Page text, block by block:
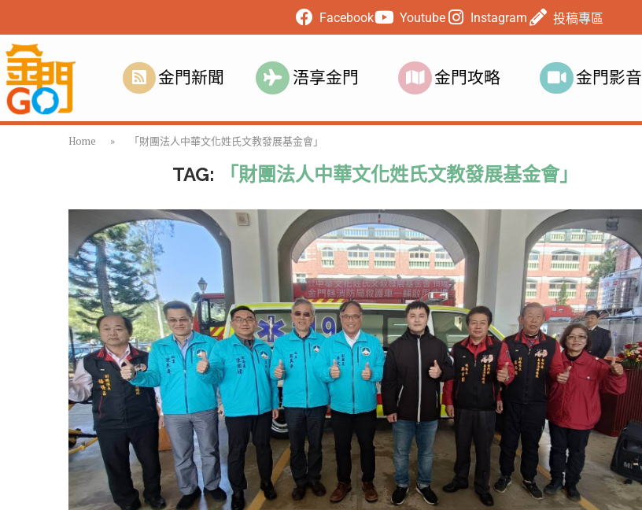
Facebook Youtube Instagram 投稿專區
金門新聞 浯享金門 金門攻略 金門影音
Home » 「財團法人中華文化姓氏文教發展基金會」
TAG: 「財團法人中華文化姓氏文教發展基金會」